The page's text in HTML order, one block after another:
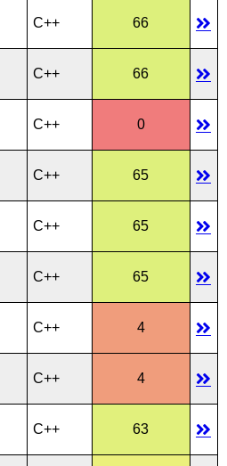
C++ 66
C++ 66
C++ 0
C++ 65
C++ 65
C++ 65
C++ 4
C++ 4
C++ 63